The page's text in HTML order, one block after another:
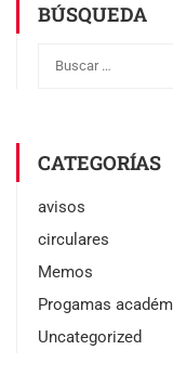
BÚSQUEDA
CATEGORÍAS
avisos
circulares
Memos
Progamas
Uncategorized